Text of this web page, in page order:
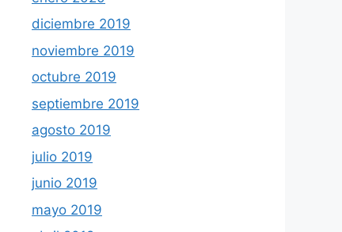
diciembre 2019
noviembre 2019
octubre 2019
septiembre 2019
agosto 2019
julio 2019
junio 2019
mayo 2019